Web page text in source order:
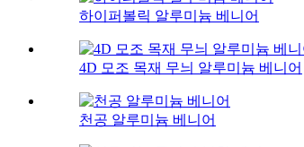
하이퍼볼릭 알루미늄 베니어
4D 모조 목재 무늬 알루미늄 베니어
천공 알루미늄 베니어